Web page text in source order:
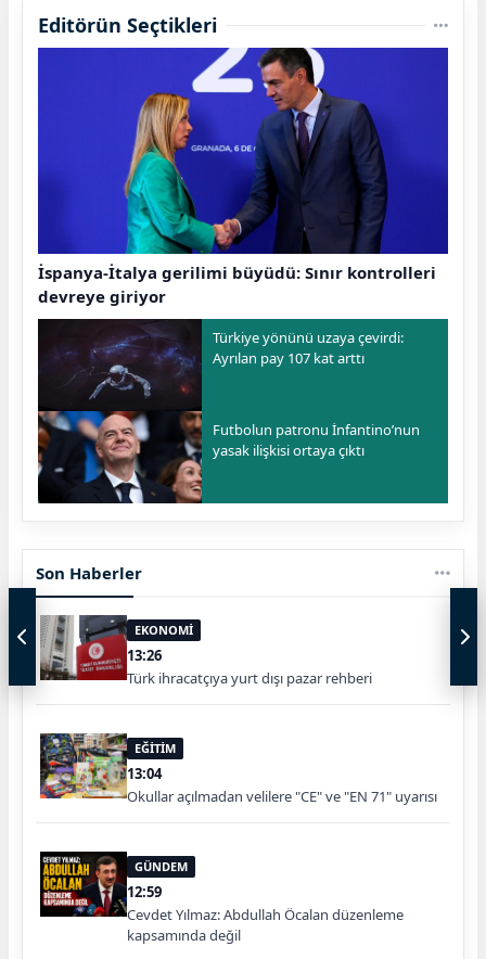
Editörün Seçtikleri
İspanya-İtalya gerilimi büyüdü: Sınır kontrolleri
devreye giriyor
Türkiye yönünü uzaya çevirdi:
Ayrılan pay 107 kat arttı
Futbolun patronu İnfantino’nun
yasak ilişkisi ortaya çıktı
Son Haberler
EKONOMİ
13:26
Türk ihracatçıya yurt dışı pazar rehberi
EĞİTİM
13:04
Okullar açılmadan velilere "CE" ve "EN 71" uyarısı
GÜNDEM
12:59
Cevdet Yılmaz: Abdullah Öcalan düzenleme
kapsamında değil